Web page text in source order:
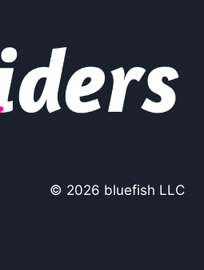
© 2026 bluefish LLC